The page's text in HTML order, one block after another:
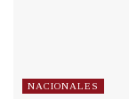
NACIONALES